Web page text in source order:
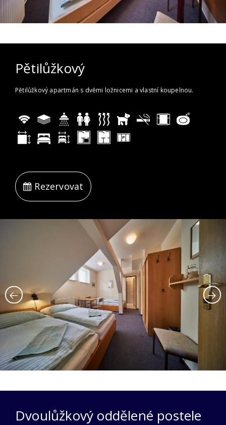
Pětilůžkový
Pětilůžkový apartmán s dvěmi ložnicemi a vlastní koupelnou.
Rezervovat
Dvoulůžkový oddělené postele